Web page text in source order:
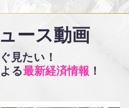
ース動画
見たい！
る最新経済情報 ！